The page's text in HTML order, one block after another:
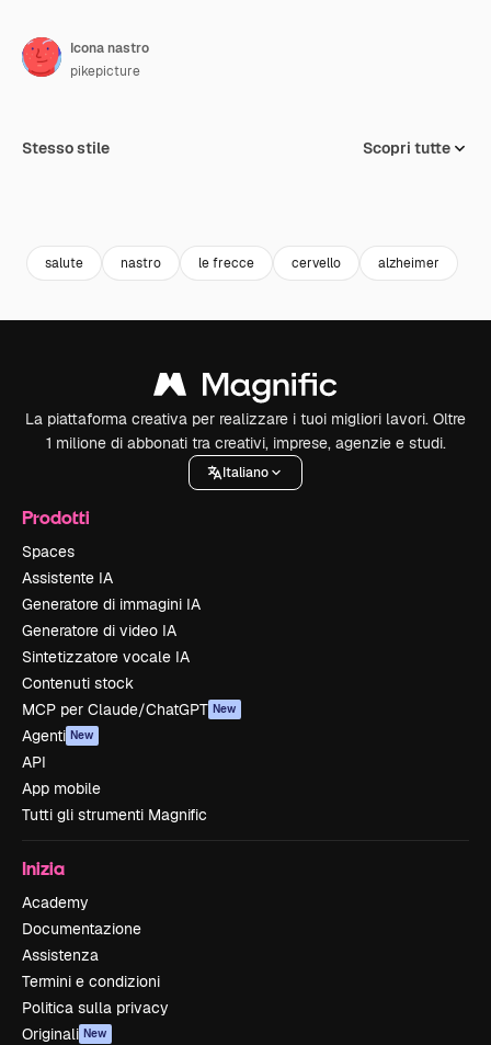
Icona nastro
pikepicture
Stesso stile Scopri tutte
salute nastro le frecce cervello alzheimer
La piattaforma creativa per realizzare i tuoi migliori lavori. Oltre
1 milione di abbonati tra creativi, imprese, agenzie e studi.
Italiano
Prodotti
Spaces
Assistente IA
Generatore di immagini IA
Generatore di video IA
Sintetizzatore vocale IA
Contenuti stock
MCP per Claude/ChatGPT New
Agenti New
API
App mobile
Tutti gli strumenti Magnific
Inizia
Academy
Documentazione
Assistenza
Termini e condizioni
Politica sulla privacy
Originali New